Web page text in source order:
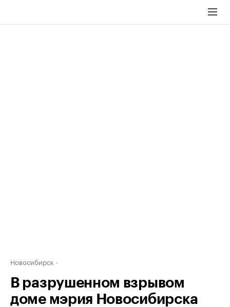
Новосибирск
В разрушенном взрывом
доме мэрия Новосибирска